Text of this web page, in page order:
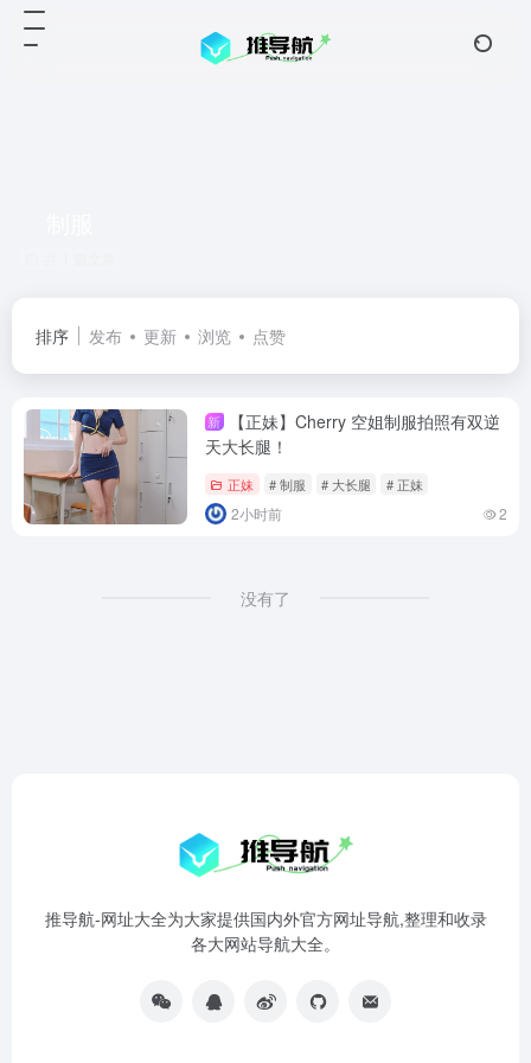
排序 发布 更新 浏览 点赞
新
【正妹】Cherry 空姐制服拍照有双逆
天大长腿！
正妹 # 制服 # 大长腿 # 正妹
2小时前 2
没有了
推导航-网址大全为大家提供国内外官方网址导航,整理和收录
各大网站导航大全。